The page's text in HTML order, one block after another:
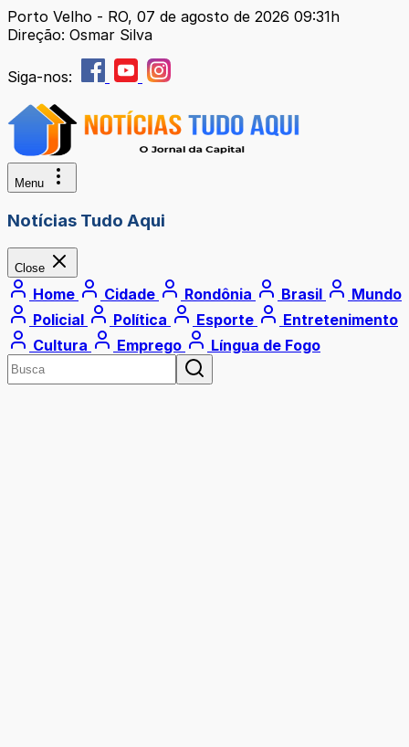
Porto Velho - RO, 07 de agosto de 2026 09:31h
Direção: Osmar Silva
Siga-nos:
Menu
Notícias Tudo Aqui
Close
Home Cidade Rondônia Brasil
Mundo
Policial
Política Esporte
Entretenimento
Cultura
Emprego Língua de Fogo